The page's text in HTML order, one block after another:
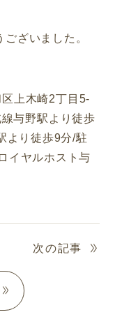
ざいました。
上木崎2丁目 5-
与野駅より徒歩
より徒歩9分/駐
イヤルホスト与
次の記事